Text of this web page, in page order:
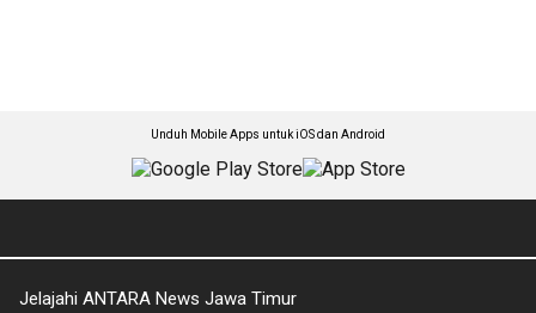
Unduh Mobile Apps untuk iOS dan Android
Jelajahi ANTARA News Jawa Timur